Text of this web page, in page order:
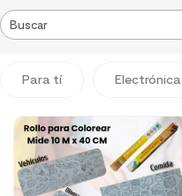
Para tí Electrónica